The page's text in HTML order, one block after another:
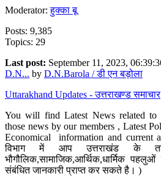
Moderator:हुक्का बू
Posts: 9,385
Topics: 29
Last post: September 11, 2023,
D.N... by D.N.Barola / डी एन बड़ोला
Uttarakhand Updates - उत्तराखण्ड समाचार
You will find Latest News related to
those news by our members , Latest
Economical information and current
विभाग में आप उत्तराखंड के
भौगौलिक,सामाजिक,आर्थिक,धार्मिक
संबंधित जानकारी प्राप्त कर सकते है। )